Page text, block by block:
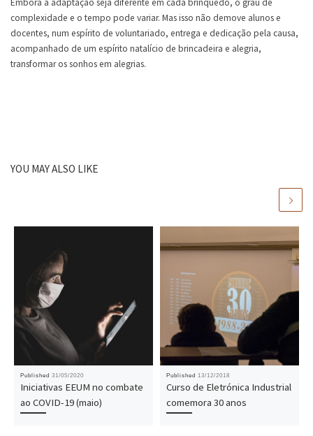
complexidade e o tempo pode variar. Mas isso não demove alunos e
docentes, num espírito de voluntariado, entrega e dedicação pela causa,
acompanhado de um espírito natalício de brincadeira e alegria,
transformar os sonhos em alegrias.
YOU MAY ALSO LIKE
Published 31/05/2020
Iniciativas EEUM no combate
ao COVID-19 (maio)
Published 13/12/2018
Curso de Eletrónica Industrial
comemora 30 anos